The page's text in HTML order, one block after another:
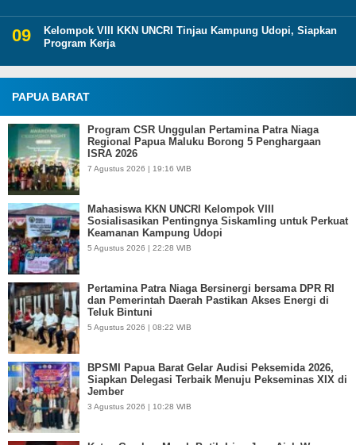
Kelompok VIII KKN UNCRI Tinjau Kampung Udopi, Siapkan
Program Kerja
PAPUA BARAT
Program CSR Unggulan Pertamina Patra Niaga
Regional Papua Maluku Borong 5 Penghargaan
ISRA 2026
7 Agustus 2026 | 19:16 WIB
Mahasiswa KKN UNCRI Kelompok VIII
Sosialisasikan Pentingnya Siskamling untuk Perkuat
Keamanan Kampung Udopi
5 Agustus 2026 | 22:28 WIB
Pertamina Patra Niaga Bersinergi bersama DPR RI
dan Pemerintah Daerah Pastikan Akses Energi di
Teluk Bintuni
5 Agustus 2026 | 08:22 WIB
BPSMI Papua Barat Gelar Audisi Peksemida 2026,
Siapkan Delegasi Terbaik Menuju Pekseminas XIX di
Jember
3 Agustus 2026 | 10:28 WIB